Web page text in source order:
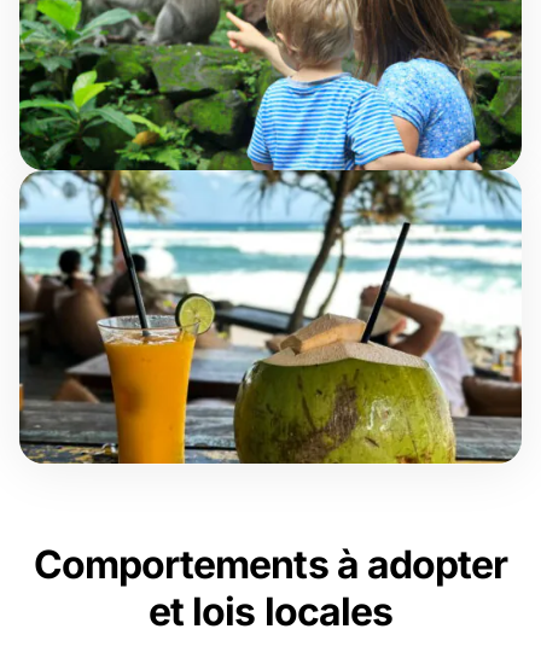
Comportements à adopter
et lois locales